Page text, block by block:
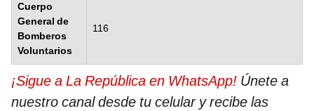
Cuerpo
General de
Bomberos
Voluntarios
116
¡Sigue a La República en WhatsApp! Únete a
nuestro canal desde tu celular y recibe las